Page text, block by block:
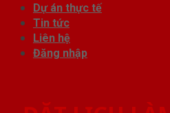
Dự án thực tế
Tin tức
Liên hệ
Đăng nhập